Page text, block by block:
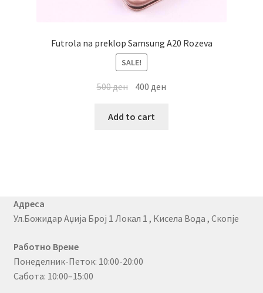
Futrola na preklop Samsung A20 Rozeva
SALE!
500ден 400 ден
Add to cart
Адреса
Ул.Божидар Аџија Број 1 Локал 1 , Кисела Вода , Скопје
Работно Време
Понеделник-Петок: 10:00-20:00
Сабота: 10:00–15:00